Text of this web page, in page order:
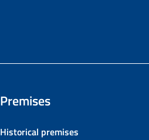
Premises
Historical premises